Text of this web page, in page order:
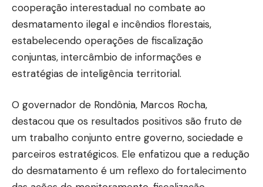
cooperação interestadual no combate ao
desmatamento ilegal e incêndios florestais,
estabelecendo operações de fiscalização
conjuntas, intercâmbio de informações e
estratégias de inteligência territorial.
O governador de Rondônia, Marcos Rocha,
destacou que os resultados positivos são fruto de
um trabalho conjunto entre governo, sociedade e
parceiros estratégicos. Ele enfatizou que a redução
do desmatamento é um reflexo do fortalecimento